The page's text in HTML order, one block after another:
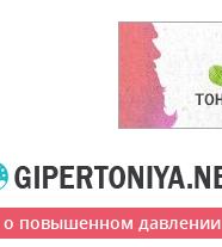
о повышенном давлении